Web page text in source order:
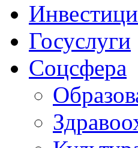
Госуслуги
Соцсфера